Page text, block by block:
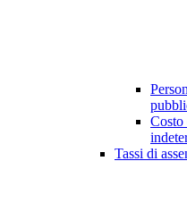
Costo
Tassi di